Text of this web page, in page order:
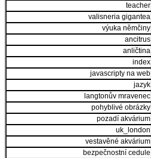
teacher
valisneria gigantea
výuka němčiny
ancitrus
anličtina
index
javascripty na web
jazyk
langtonův mravenec
pohyblivé obrázky
pozadí akvárium
uk_london
vestavěné akvárium
bezpečnostní cedule